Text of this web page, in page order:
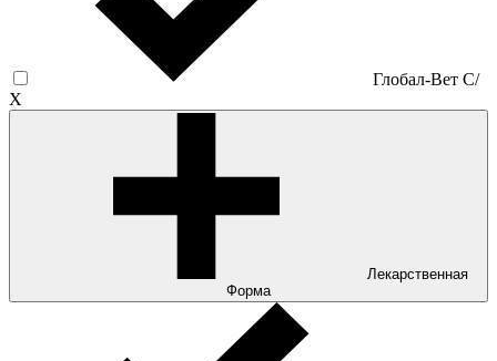
Глобал-Вет С/
Х
Лекарственная
Форма